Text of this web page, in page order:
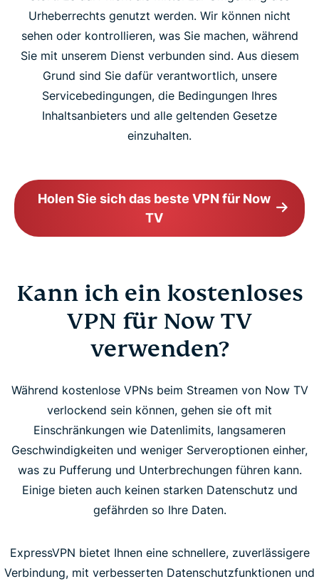
Urheberrechts genutzt werden. Wir können nicht
sehen oder kontrollieren, was Sie machen, während
Sie mit unserem Dienst verbunden sind. Aus diesem
Grund sind Sie dafür verantwortlich, unsere
Servicebedingungen, die Bedingungen Ihres
Inhaltsanbieters und alle geltenden Gesetze
einzuhalten.
Holen Sie sich das beste VPN für Now
TV
Kann ich ein kostenloses
VPN für Now TV
verwenden?
Während kostenlose VPNs beim Streamen von Now TV
verlockend sein können, gehen sie oft mit
Einschränkungen wie Datenlimits, langsameren
Geschwindigkeiten und weniger Serveroptionen einher,
was zu Pufferung und Unterbrechungen führen kann.
Einige bieten auch keinen starken Datenschutz und
gefährden so Ihre Daten.
ExpressVPN bietet Ihnen eine schnellere, zuverlässigere
Verbindung, mit verbesserten Datenschutzfunktionen und